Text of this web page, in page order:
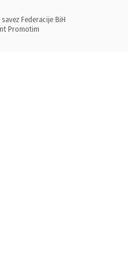
Federacije BiH
Promotim